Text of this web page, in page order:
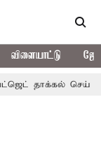
விளையாட்டு
செய்கிறார் முதல்-